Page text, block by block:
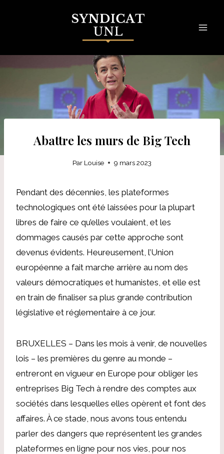
Abattre les murs de Big Tech
Par Louise 9 mars 2023
Pendant des décennies, les plateformes
technologiques ont été laissées pour la plupart
libres de faire ce qu’elles voulaient, et les
dommages causés par cette approche sont
devenus évidents. Heureusement, l’Union
européenne a fait marche arrière au nom des
valeurs démocratiques et humanistes, et elle est
en train de finaliser sa plus grande contribution
législative et réglementaire à ce jour.
BRUXELLES – Dans les mois à venir, de nouvelles
lois – les premières du genre au monde –
entreront en vigueur en Europe pour obliger les
entreprises Big Tech à rendre des comptes aux
sociétés dans lesquelles elles opèrent et font des
affaires. À ce stade, nous avons tous entendu
parler des dangers que représentent les grandes
plateformes en ligne pour nos vies, pour nos